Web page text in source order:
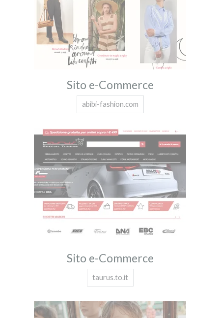
Sito e-Commerce
abibi-fashion.com
Sito e-Commerce
taurus.to.it